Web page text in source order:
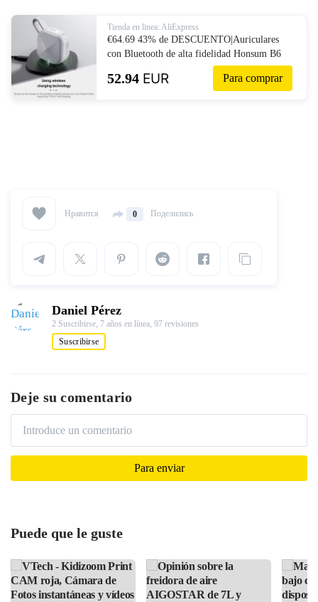
Tienda en linea: AliExpress
€64.69 43% de DESCUENTO|Auriculares
con Bluetooth de alta fidelidad Honsum B6
QCC3020 5,0 auriculares inalámbricos con
bluetooth IPX7 a prueba de agua auriculares
52.94 EUR Para comprar
Нравится 0 Поделились
Daniel Pérez
2 Suscribirse, 7 años en línea, 97 revisiones
Suscribirse
Deje su comentario
Puede que le guste